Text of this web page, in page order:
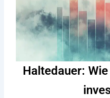
Haltedauer: